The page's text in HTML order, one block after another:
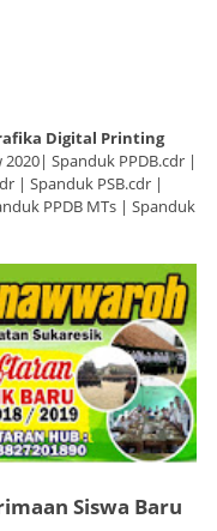
Digital Printing
Spanduk PPDB.cdr |
| Spanduk PSB.cdr |
PPDB MTs | Spanduk
Siswa Baru